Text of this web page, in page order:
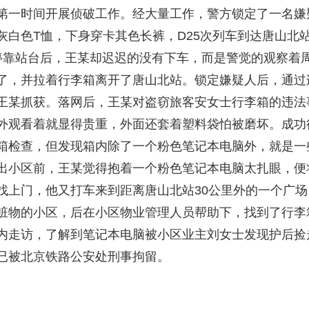
一时间开展侦破工作。经大量工作，警方锁定了一名
白色T恤，下身穿卡其色长裤，D25次列车到达唐山北
站台后，王某却迟迟的没有下车，而是警觉的观察着
，并拉着行李箱离开了唐山北站。锁定嫌疑人后，通
某抓获。落网后，王某对盗窃旅客安女士行李箱的违
观看着就显得贵重，外面还套着塑料袋怕被磨坏。成
检查，但发现箱内除了一个粉色笔记本电脑外，就是
小区前，王某觉得抱着一个粉色笔记本电脑太扎眼，
上门，他又打车来到距离唐山北站30公里外的一个广
物的小区，后在小区物业管理人员帮助下，找到了行
走访，了解到笔记本电脑被小区业主刘女士发现护后
北京铁路公安处刑事拘留。